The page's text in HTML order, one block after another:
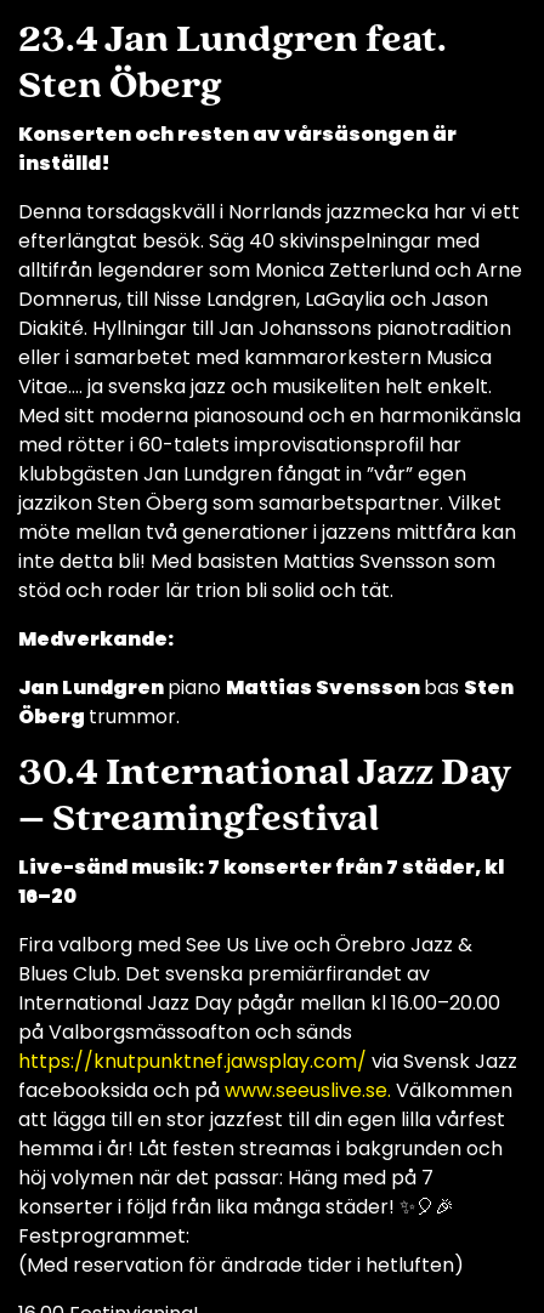
23.4 Jan Lundgren feat.
Sten Öberg
Konserten och resten av vårsäsongen är
inställd!
Denna torsdagskväll i Norrlands jazzmecka har vi ett
efterlängtat besök. Säg 40 skivinspelningar med
alltifrån legendarer som Monica Zetterlund och Arne
Domnerus, till Nisse Landgren, LaGaylia och Jason
Diakité. Hyllningar till Jan Johanssons pianotradition
eller i samarbetet med kammarorkestern Musica
Vitae…. ja svenska jazz och musikeliten helt enkelt.
Med sitt moderna pianosound och en harmonikänsla
med rötter i 60-talets improvisationsprofil har
klubbgästen Jan Lundgren fångat in ”vår” egen
jazzikon Sten Öberg som samarbetspartner. Vilket
möte mellan två generationer i jazzens mittfåra kan
inte detta bli! Med basisten Mattias Svensson som
stöd och roder lär trion bli solid och tät.
Medverkande:
Jan Lundgrenpiano Mattias Svenssonbas Sten
Öberg trummor.
30.4 International Jazz Day
– Streamingfestival
Live-sänd musik: 7 konserter från 7 städer, kl
16–20
Fira valborg med See Us Live och Örebro Jazz &
Blues Club. Det svenska premiärfirandet av
International Jazz Day pågår mellan kl 16.00–20.00
på Valborgsmässoafton och sänds
https://knutpunktnef.jawsplay.com/ via Svensk Jazz
facebooksida och påwww.seeuslive.se. Välkommen
att lägga till en stor jazzfest till din egen lilla vårfest
hemma i år! Låt festen streamas i bakgrunden och
höj volymen när det passar: Häng med på 7
konserter i följd från lika många städer! ✨🎈🎉
Festprogrammet:
(Med reservation för ändrade tider i hetluften)